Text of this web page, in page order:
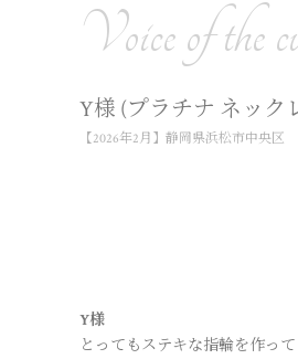
Voice of the
Y様 (プラチナ ネック
【2026年2月】静岡県浜松市中央区
Y様
とってもステキな指輪を作っ